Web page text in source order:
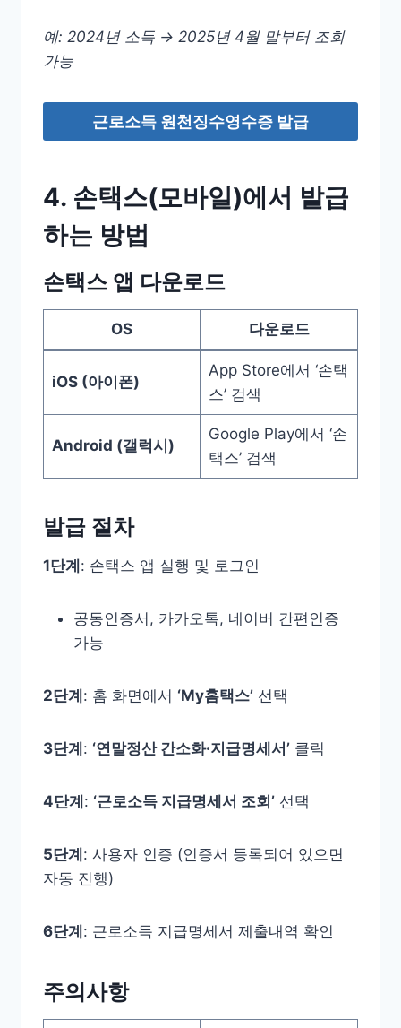
예: 2024년 소득 → 2025년 4월 말부터 조회
가능
근로소득 원천징수영수증 발급
4. 손택스(모바일)에서 발급
하는 방법
손택스 앱 다운로드
OS 다운로드
iOS (아이폰)
App Store에서 ‘손택
스’ 검색
Android (갤럭시)
Google Play에서 ‘손
택스’ 검색
발급 절차
1단계: 손택스 앱 실행 및 로그인
공동인증서, 카카오톡, 네이버 간편인증
가능
2단계: 홈 화면에서 ‘My홈택스’ 선택
3단계: ‘연말정산 간소화·지급명세서’ 클릭
4단계: ‘근로소득 지급명세서 조회’ 선택
5단계: 사용자 인증 (인증서 등록되어 있으면
자동 진행)
6단계: 근로소득 지급명세서 제출내역 확인
주의사항